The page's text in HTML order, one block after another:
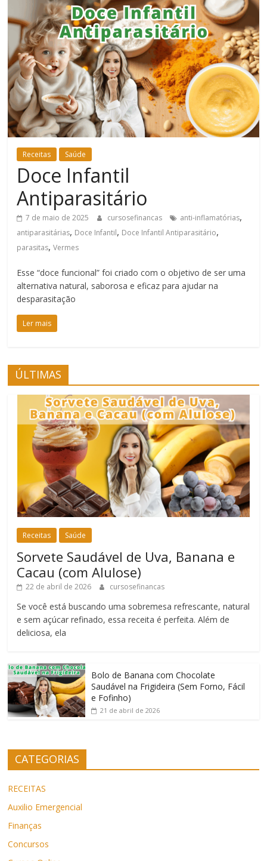
Estar
Receitas Saúde
Doce Infantil
Antiparasitário
7 de maio de 2025 cursosefinancas anti-inflamatórias,
antiparasitárias, Doce Infantil, Doce Infantil Antiparasitário,
parasitas,Vermes
Esse “doce funcional” foi criado com o objetivo de ser uma
alternativa natural, saborosa e eficaz para ajudar na
desparasitação
Ler mais
ÚLTIMAS
Receitas Saúde
Sorvete Saudável de Uva, Banana e
Cacau (com Alulose)
22 de abril de 2026 cursosefinancas
Se você está buscando uma sobremesa refrescante, natural
e sem açúcar refinado, essa receita é perfeita. Além de
deliciosa, ela
Bolo de Banana com Chocolate
Saudável na Frigideira (Sem Forno, Fácil
e Fofinho)
21 de abril de 2026
CATEGORIAS
RECEITAS
Auxilio Emergencial
Finanças
Concursos